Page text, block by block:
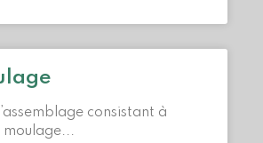
consistant à
moulage